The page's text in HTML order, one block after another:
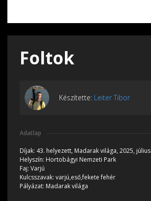
Foltok
Készítette: Leiter Tibor
Adatlap
Díjak: 43. helyezett, Madarak világa, 2025, július
Helyszín: Hortobágyi Nemzeti Park
Faj: Varjú
Kulcsszavak: varjú,eső,fekete fehér
Pályázat: Madarak világa